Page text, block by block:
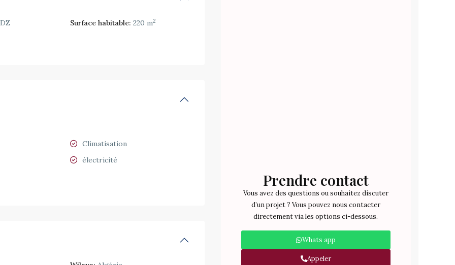
Surface habitable: 220 m2
Climatisation
électricité
Prendre contact
Vous avez des questions ou souhaitez discuter
d’un projet ? Vous pouvez nous contacter
directement via les options ci-dessous.
Whats app
Appeler